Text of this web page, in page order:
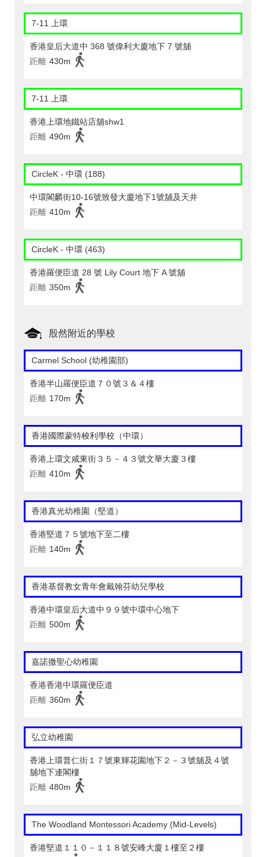
7-11 上環
香港皇后大道中 368 號偉利大廈地下 7 號舖
距離 430m
7-11 上環
香港上環地鐵站店舖shw1
距離 490m
CircleK - 中環 (188)
中環閣麟街10-16號致發大廈地下1號舖及天井
距離 410m
CircleK - 中環 (463)
香港羅便臣道 28 號 Lily Court 地下 A 號舖
距離 350m
殷然附近的學校
Carmel School (幼稚園部)
香港半山羅便臣道７０號３＆４樓
距離 170m
香港國際蒙特梭利學校（中環）
香港上環文咸東街３５－４３號文華大廈３樓
距離 410m
香港真光幼稚園（堅道）
香港堅道７５號地下至二樓
距離 140m
香港基督教女青年會戴翰芬幼兒學校
香港中環皇后大道中９９號中環中心地下
距離 500m
嘉諾撒聖心幼稚園
香港香港中環羅便臣道
距離 360m
弘立幼稚園
香港上環普仁街１７號東輝花園地下２－３號舖及４號
舖地下連閣樓
距離 480m
The Woodland Montessori Academy (Mid-Levels)
香港堅道１１０－１１８號安峰大廈１樓至２樓